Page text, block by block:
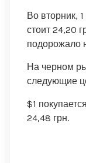
Во вторник,
стоит 24,20
подорожало
На черном
следующие
$1
24,48 грн.